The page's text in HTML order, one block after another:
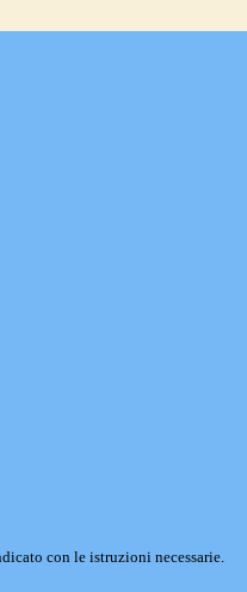
con le istruzioni necessarie.